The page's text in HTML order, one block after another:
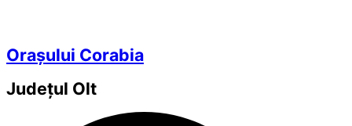
Orașului Corabia
Județul Olt